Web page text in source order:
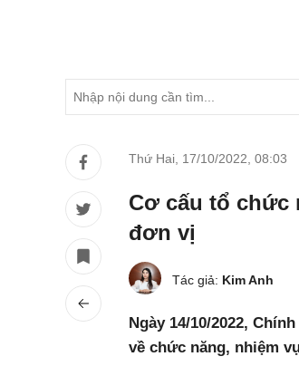
Thứ Hai, 17/10/2022 08:03
Cơ cấu tổ chức
đơn vị
Tác giả: Kim Anh
Ngày 14/10/2022,
về chức năng, nhiệm